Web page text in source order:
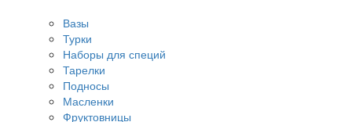
Вазы
Турки
Наборы для специй
Тарелки
Подносы
Масленки
Фруктовницы